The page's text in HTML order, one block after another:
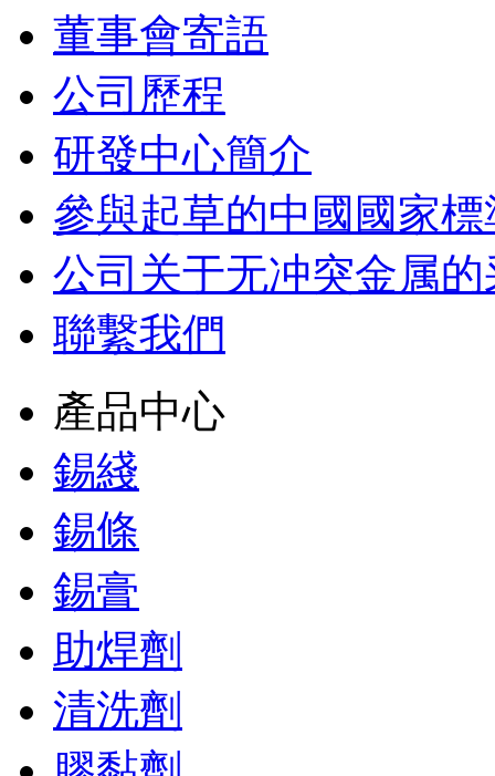
董事會寄語
公司歷程
研發中心簡介
參與起草的中國國家標
公司关于无冲突金属
聯繫我們
產品中心
錫綫
錫條
錫膏
助焊劑
清洗劑